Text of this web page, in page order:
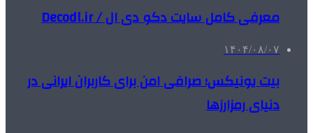
معرفی کامل سایت دکو دی ال / Decodl.ir
۱۴۰۴/۰۸/۰۷
بیت یونیکس؛ صرافی امن برای کاربران ایرانی در
دنیای رمزارزها